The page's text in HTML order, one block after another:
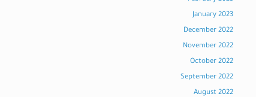
January 2023
December 2022
November 2022
October 2022
September 2022
August 2022